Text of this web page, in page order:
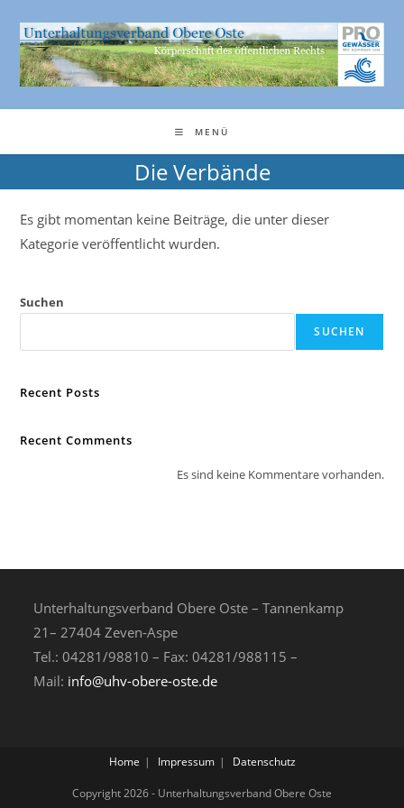
Inhalt
springen
MENÜ
Die Verbände
Es gibt momentan keine Beiträge, die unter dieser
Kategorie veröffentlicht wurden.
Suchen
SUCHEN
Recent Posts
Recent Comments
Es sind keine Kommentare vorhanden.
Unterhaltungsverband Obere Oste – Tannenkamp
21– 27404 Zeven-Aspe
Tel.: 04281/98810 – Fax: 04281/988115 –
Mail: info@uhv-obere-oste.de
Home Impressum Datenschutz
Copyright 2026 - Unterhaltungsverband Obere Oste